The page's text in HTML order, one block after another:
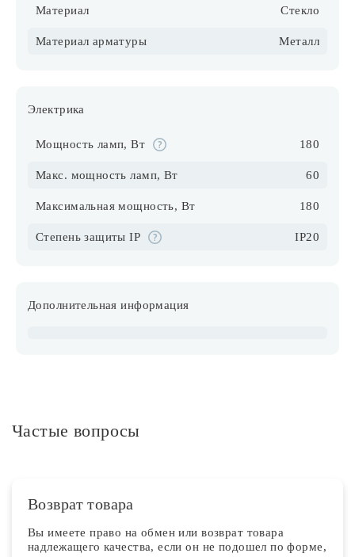
Материал Стекло
Материал арматуры Металл
Электрика
Мощность ламп, Вт 180
Макс. мощность ламп, Вт 60
Максимальная мощность, Вт 180
Степень защиты IP IP20
Дополнительная информация
Частые вопросы
Возврат товара
Вы имеете право на обмен или возврат товара
надлежащего качества, если он не подошел по форме,